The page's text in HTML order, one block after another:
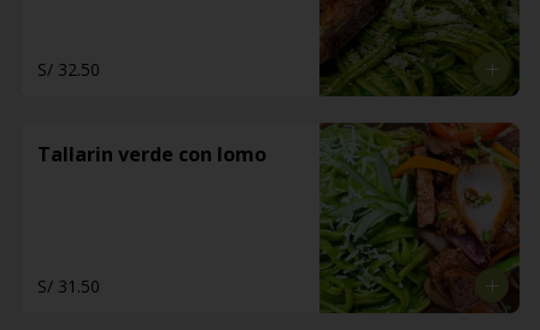
S/ 32.50
Tallarin verde con lomo
S/ 31.50